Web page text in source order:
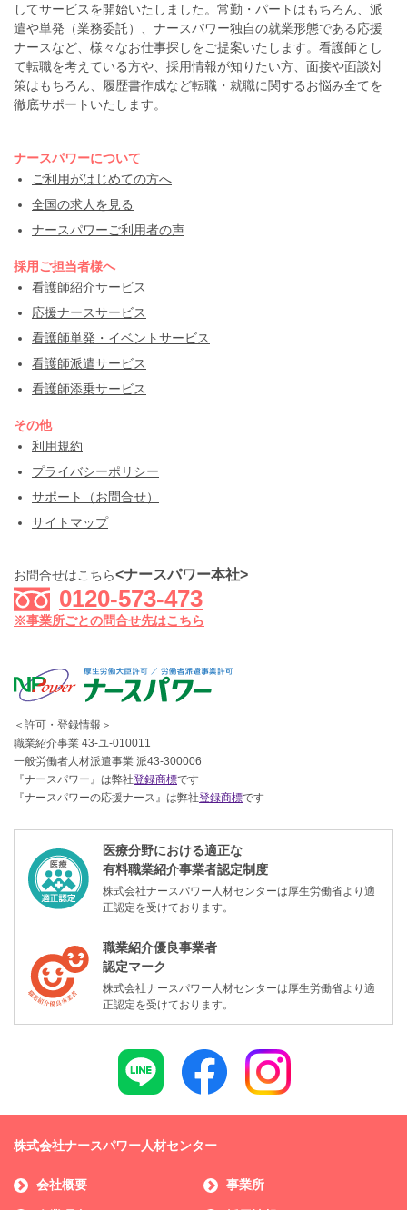
してサービスを開始いたしました。常勤・パートはもちろん、派
遣や単発（業務委託）、ナースパワー独自の就業形態である応援
ナースなど、様々なお仕事探しをご提案いたします。看護師とし
て転職を考えている方や、採用情報が知りたい方、面接や面談対
策はもちろん、履歴書作成など転職・就職に関するお悩み全てを
徹底サポートいたします。
ナースパワーについて
ご利用がはじめての方へ
全国の求人を見る
ナースパワーご利用者の声
採用ご担当者様へ
看護師紹介サービス
応援ナースサービス
看護師単発・イベントサービス
看護師派遣サービス
看護師添乗サービス
その他
利用規約
プライバシーポリシー
サポート（お問合せ）
サイトマップ
お問合せはこちら<ナースパワー本社>
0120-573-473
※事業所ごとの問合せ先はこちら
＜許可・登録情報＞
職業紹介事業 43-ユ-010011
一般労働者人材派遣事業 派43-300006
『ナースパワー』は弊社登録商標です
『ナースパワーの応援ナース』は弊社登録商標です
医療分野における適正な
有料職業紹介事業者認定制度
株式会社ナースパワー人材センターは厚生労働省より適
正認定を受けております。
職業紹介優良事業者
認定マーク
株式会社ナースパワー人材センターは厚生労働省より適
正認定を受けております。
株式会社ナースパワー人材センター
会社概要 事業所